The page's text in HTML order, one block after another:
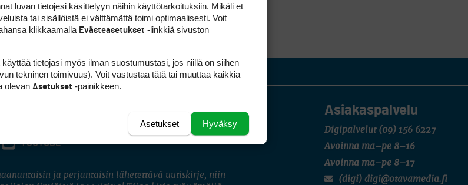
Asiakaspalvelu
Digipalvelut (09) 156 6227
Avoinna ma–pe 8–16
Avoinna ma–pe 8–17
(digi) digi@otavamedia.fi
INSTAGRAM
YOUTUBE
ja perjantaisin lähetettävä uutiskirje, niin
luvan tietojesi käsittelyyn näihin käyttötarkoituksiin. Mikäli et
tai sisällöistä ei välttämättä toimi optimaalisesti. Voit
klikkaamalla Evästeasetukset -linkkiä sivuston
tietojasi myös ilman suostumustasi, jos niillä on siihen
tekninen toimivuus). Voit vastustaa tätä tai muuttaa kaikkia
olevan Asetukset -painikkeen.
Hyväksy
Asetukset